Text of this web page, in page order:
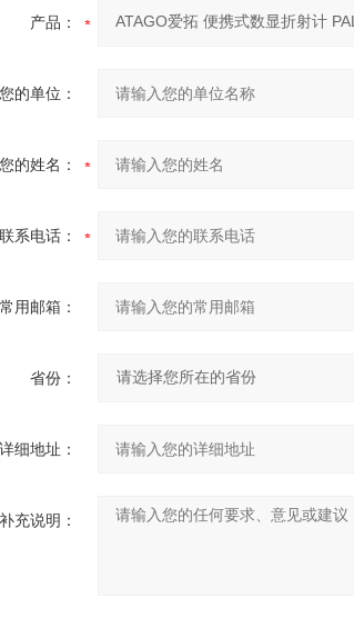
产品：
您的单位：
您的姓名：
联系电话：
常用邮箱：
省份：
详细地址：
补充说明：